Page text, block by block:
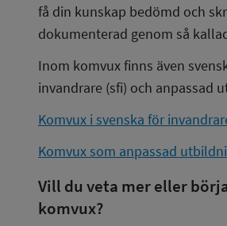
få din kunskap bedömd och
dokumenterad genom så
Inom komvux finns även
invandrare (sfi) och anpassad
Komvux i svenska för
Komvux som anpassad
Vill du veta mer eller
komvux?